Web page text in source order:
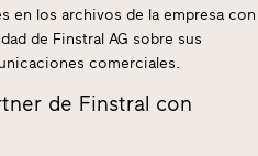
en los archivos de la empresa con
de Finstral AG sobre sus
comerciales.
de Finstral con